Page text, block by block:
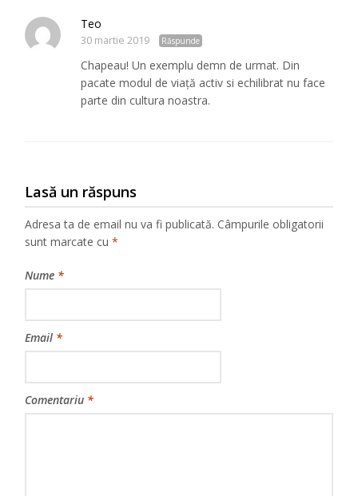
Teo
30 martie 2019 Răspunde
Chapeau! Un exemplu demn de urmat. Din
pacate modul de viață activ si echilibrat nu face
parte din cultura noastra.
Lasă un răspuns
Adresa ta de email nu va fi publicată. Câmpurile obligatorii
sunt marcate cu*
Nume *
Email *
Comentariu *